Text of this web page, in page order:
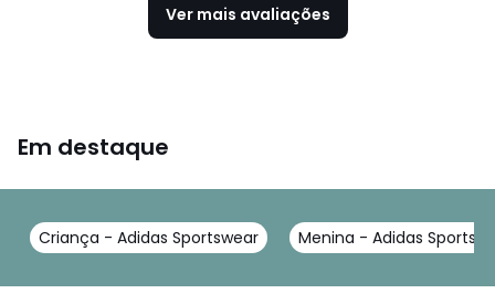
Ver mais avaliações
Em destaque
Criança - Adidas Sportswear Menina - Adidas